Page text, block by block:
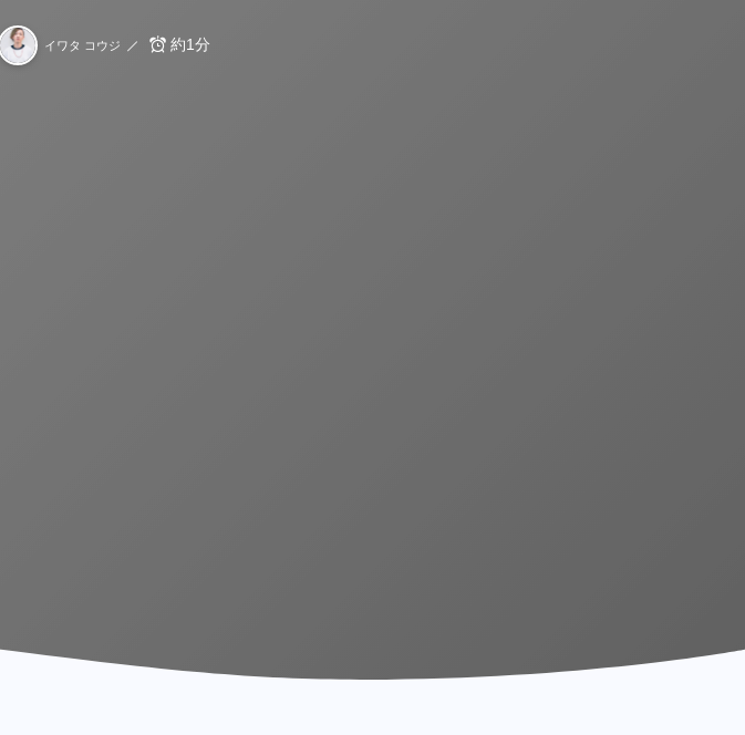
イワタ コウジ 約1分